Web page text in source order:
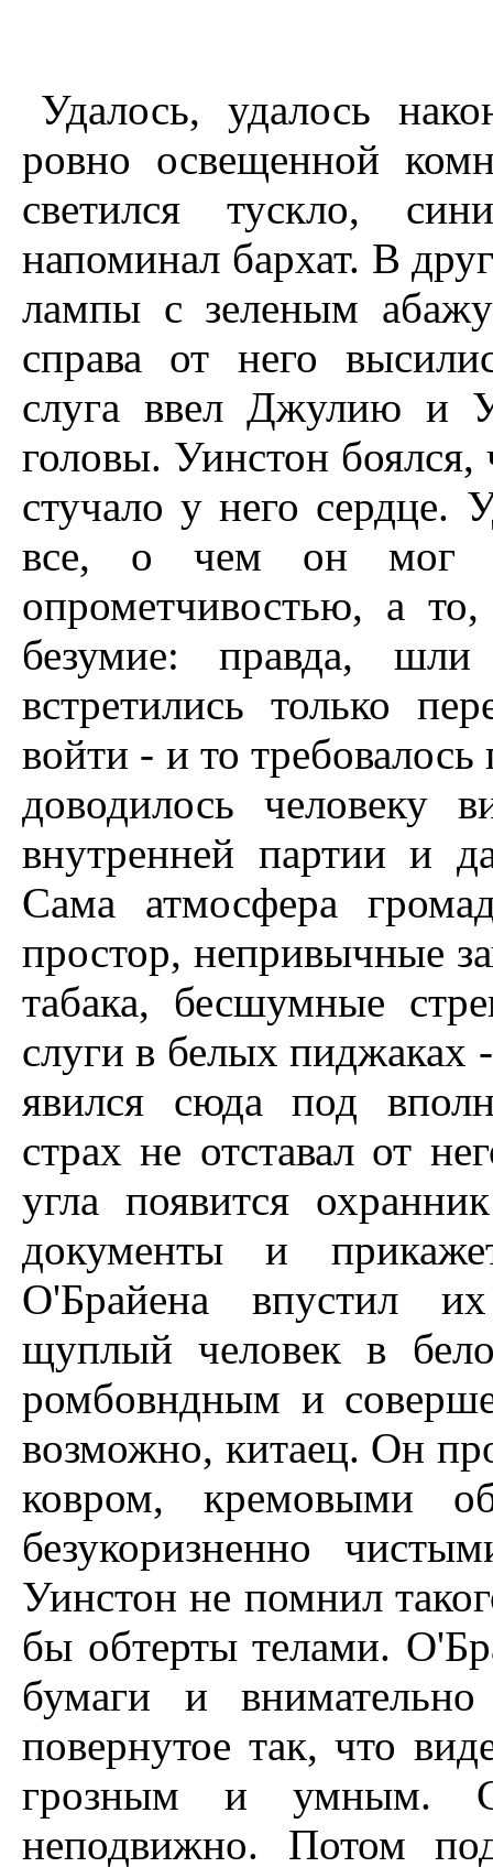
Удалось, удалось
ровно освещенной
светился тускло,
напоминал бархат. В
лампы с зеленым
справа от него
слуга ввел Джулию и
головы. Уинстон боялся,
стучало у него сердце.
все, о чем он мог
опрометчивостью, а
безумие: правда,
встретились только
войти - и то
доводилось человеку
внутренней партии и
Сама атмосфера
простор, непривычные
табака, бесшумные
слуги в белых пиджаках
явился сюда под
страх не отставал от
угла появится
документы и
О'Брайена впустил
щуплый человек в
ромбовндным и
возможно, китаец. Он
ковром, кремовыми
безукоризненно
Уинстон не помнил
бы обтерты телами.
бумаги и
повернутое так, что
грозным и умным.
неподвижно. Потом